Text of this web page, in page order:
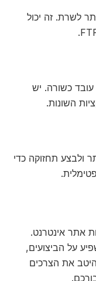
לשרת. זה יכול
כשורה. יש
השונות.
ולבצע תחזוקה כדי
אתר אינטרנט.
על הביצועים,
את הצרכים